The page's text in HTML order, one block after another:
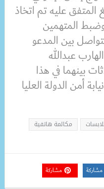
المتفق عليه تم اتخاذ
وضبط المتهمين
بين المدعو
عبدالله
بينهما في هذا
أمن الدولة العليا
مكالمة هاتفية
مشاركة مشاركة